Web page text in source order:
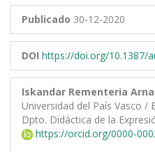
Publicado 30-12-2020
DOI https://doi.org/10.1387/
Iskandar Rementeria
Universidad del País Vasco /
Dpto. Didáctica de la
https://orcid.org/0000-